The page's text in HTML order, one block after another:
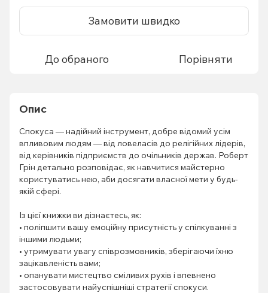
Замовити швидко
До обраного Порівняти
Опис
Спокуса — надійний інструмент, добре відомий усім
впливовим людям — від ловеласів до релігійних лідерів,
від керівників підприємств до очільників держав. Роберт
Грін детально розповідає, як навчитися майстерно
користуватись нею, аби досягати власної мети у будь-
якій сфері.
Із цієї книжки ви дізнаєтесь, як:
• поліпшити вашу емоційну присутність у спілкуванні з
іншими людьми;
• утримувати увагу співрозмовників, зберігаючи їхню
зацікавленість вами;
• опанувати мистецтво сміливих рухів і впевнено
застосовувати найуспішніші стратегії спокуси.